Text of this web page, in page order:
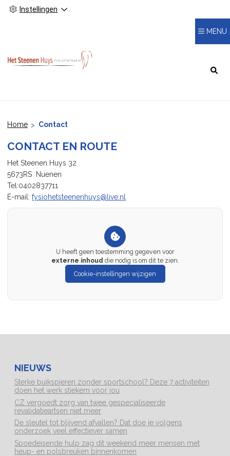
Instellingen
MENU
Home Contact
CONTACT EN ROUTE
Het Steenen Huys 32
5673RS Nuenen
Tel:0402837711
E-mail: fysiohetsteenenhuys@live.nl
U heeft geen toestemming gegeven voor
externe inhoud die nodig is om dit te zien.
Cookie-instellingen wijzigen
NIEUWS
Sterke buikspieren zonder sportschool? Deze 7 activiteiten
doen het werk stiekem voor jou
CZ vergoedt zorg van twee gespecialiseerde
revalidatieartsen niet meer
De sleutel tot blijvend afvallen? Dat doe je volgens
onderzoek veel effectiever samen
Spoedeisende hulp zag dit weekend meer mensen met
heup- en polsbreuken binnenkomen